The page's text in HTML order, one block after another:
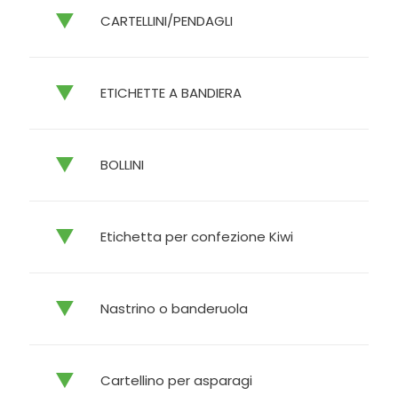
CARTELLINI/PENDAGLI
ETICHETTE A BANDIERA
BOLLINI
Etichetta per confezione Kiwi
Nastrino o banderuola
Cartellino per asparagi